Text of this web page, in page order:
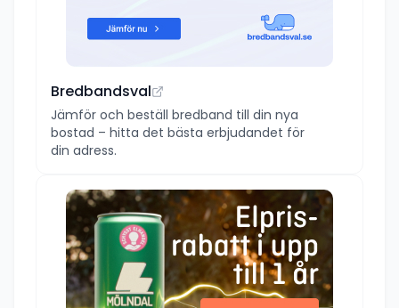
Bredbandsval
Jämför och beställ bredband till din nya
bostad – hitta det bästa erbjudandet för
din adress.